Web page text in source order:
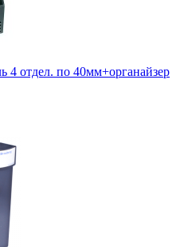
4 отдел. по 40мм+органайзер